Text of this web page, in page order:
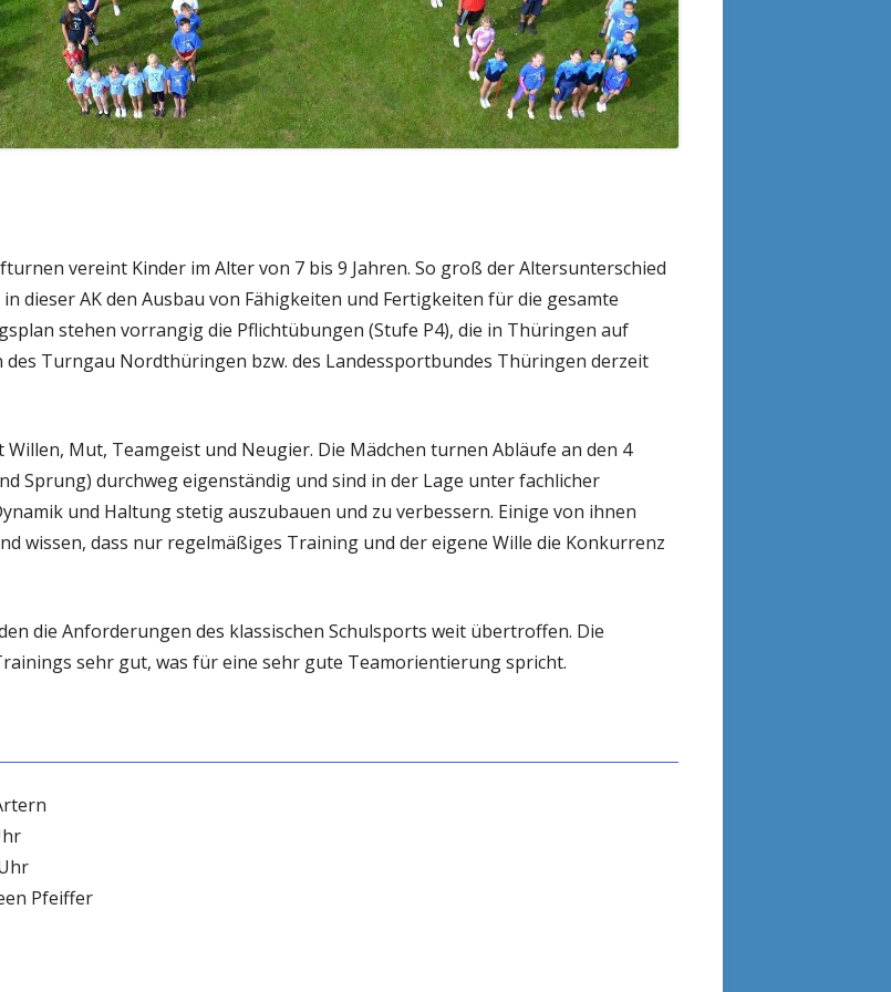
vereint Kinder im Alter von 7 bis 9 Jahren. So groß der Altersunterschied
dieser AK den Ausbau von Fähigkeiten und Fertigkeiten für die gesamte
stehen vorrangig die Pflichtübungen (Stufe P4), die in Thüringen auf
des Turngau Nordthüringen bzw. des Landessportbundes Thüringen derzeit
Mut, Teamgeist und Neugier. Die Mädchen turnen Abläufe an den 4
Sprung) durchweg eigenständig und sind in der Lage unter fachlicher
und Haltung stetig auszubauen und zu verbessern. Einige von ihnen
wissen, dass nur regelmäßiges Training und der eigene Wille die Konkurrenz
die Anforderungen des klassischen Schulsports weit übertroffen. Die
sehr gut, was für eine sehr gute Teamorientierung spricht.
Pfeiffer